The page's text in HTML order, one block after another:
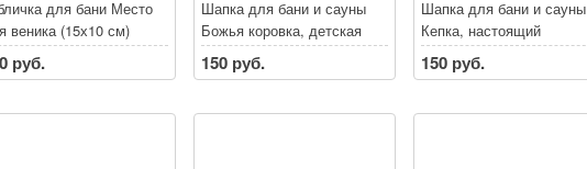
для бани Место
веника (15х10 см)
руб.
Шапка для бани и сауны
Божья коровка, детская
150 руб.
Шапка для бани и сауны
Кепка, настоящий
болельщик
150 руб.